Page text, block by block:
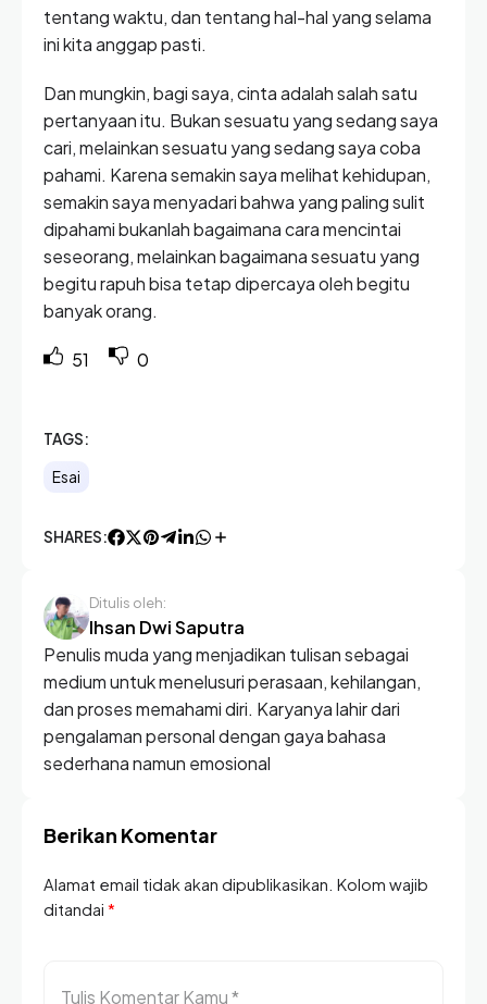
tentang waktu, dan tentang hal-hal yang selama
ini kita anggap pasti.
Dan mungkin, bagi saya, cinta adalah salah satu
pertanyaan itu. Bukan sesuatu yang sedang saya
cari, melainkan sesuatu yang sedang saya coba
pahami. Karena semakin saya melihat kehidupan,
semakin saya menyadari bahwa yang paling sulit
dipahami bukanlah bagaimana cara mencintai
seseorang, melainkan bagaimana sesuatu yang
begitu rapuh bisa tetap dipercaya oleh begitu
banyak orang.
51 0
TAGS:
Esai
SHARES:
Ditulis oleh:
Ihsan Dwi Saputra
Penulis muda yang menjadikan tulisan sebagai
medium untuk menelusuri perasaan, kehilangan,
dan proses memahami diri. Karyanya lahir dari
pengalaman personal dengan gaya bahasa
sederhana namun emosional
Berikan Komentar
Alamat email tidak akan dipublikasikan. Kolom wajib
ditandai *